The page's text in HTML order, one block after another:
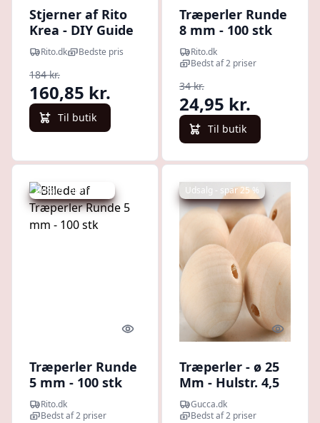
Stjerner af Rito
Krea - DIY Guide
Stjerner af
Træperler - 2 stk.
Rito.dk Bedste pris
184 kr.
160,85 kr.
Til butik
Træperler Runde
8 mm - 100 stk
Rito.dk
Bedst af 2 priser
34 kr.
24,95 kr.
Til butik
Udsalg - spar 43 %
Quick look
Træperler Runde
5 mm - 100 stk
Rito.dk
Bedst af 2 priser
Udsalg - spar 25 %
Quick
Træperler - ø 25
Mm - Hulstr. 4,5
Mm - 8 Stk.
Gucca.dk
Bedst af 2 priser